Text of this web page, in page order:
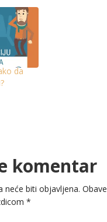
da
komentar
neće biti objavljena.
*